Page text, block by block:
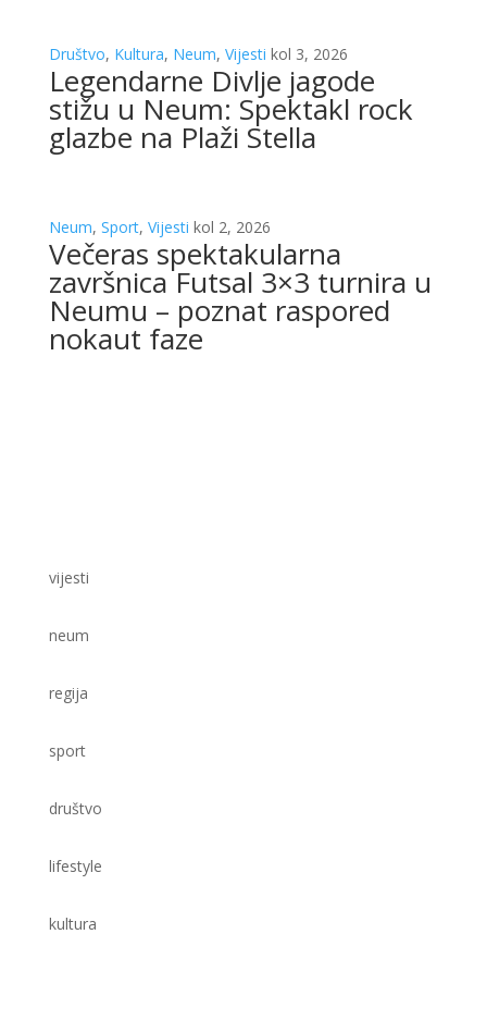
Društvo, Kultura, Neum, Vijesti kol 3, 2026
Legendarne Divlje jagode
stižu u Neum: Spektakl rock
glazbe na Plaži Stella
Neum, Sport, Vijesti kol 2, 2026
Večeras spektakularna
završnica Futsal 3×3 turnira u
Neumu – poznat raspored
nokaut faze
vijesti
neum
regija
sport
društvo
lifestyle
kultura